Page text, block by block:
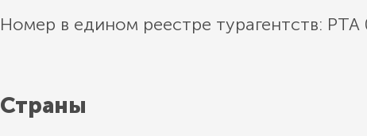
Номер в едином реестре турагентств: РТА
Страны